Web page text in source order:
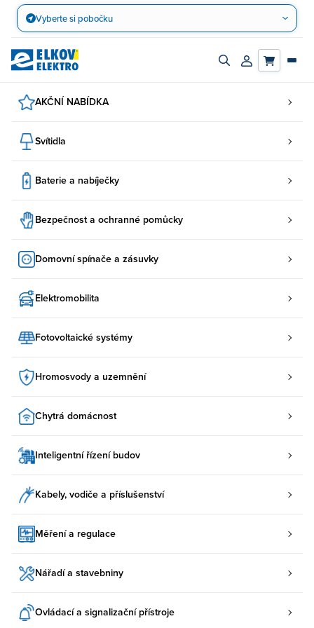
Přejít
obsah
Vyberte si pobočku
Zapnout/vypnout
Přihlásit/
AKČNÍ NABÍDKA
Svítidla
Baterie a nabíječky
Bezpečnost a ochranné pomůcky
Domovní spínače a zásuvky
Elektromobilita
Fotovoltaické systémy
Hromosvody a uzemnění
Chytrá domácnost
Inteligentní řízení budov
Kabely, vodiče a příslušenství
Měření a regulace
Nářadí a stavebniny
Ovládací a signalizační přístroje